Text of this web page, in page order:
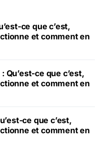
ce que c’est,
et comment en
Qu’est-ce que c’est,
et comment en
ce que c’est,
et comment en